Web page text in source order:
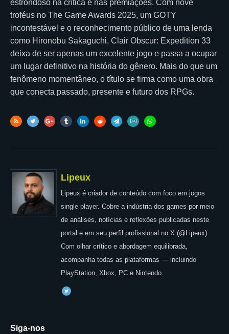
estrondoso na crítica e nas premiações. Com nove
troféus no The Game Awards 2025, um GOTY
incontestável e o reconhecimento público de uma lenda
como Hironobu Sakaguchi, Clair Obscur: Expedition 33
deixa de ser apenas um excelente jogo e passa a ocupar
um lugar definitivo na história do gênero. Mais do que um
fenômeno momentâneo, o título se firma como uma obra
que conecta passado, presente e futuro dos RPGs.
Lipeux
Lipeux é criador de conteúdo com foco em jogos
single player. Cobre a indústria dos games por meio
de análises, notícias e reflexões publicadas neste
portal e em seu perfil profissional no X (@Lipeux).
Com olhar crítico e abordagem equilibrada,
acompanha todas as plataformas — incluindo
PlayStation, Xbox, PC e Nintendo.
Siga-nos